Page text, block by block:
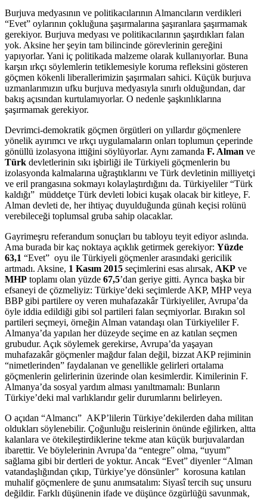
Burjuva medyasının ve politikacılarının Almancıların verdikleri
“Evet” oylarının çokluğuna şaşırmalarına şaşıranlara şaşırmamak
gerekiyor. Burjuva medyası ve politikacılarının şaşırdıkları falan
yok. Aksine her şeyin tam bilincinde görevlerinin gereğini
yapıyorlar. Yani iç politikada malzeme olarak kullanıyorlar. Buna
karşın ırkçı söylemlerin tetiklemesiyle koruma refleksini gösteren
göçmen kökenli liberallerimizin şaşırmaları sahici. Küçük burjuva
uzmanlarımızın ufku burjuva medyasıyla sınırlı olduğundan, dar
bakış açısından kurtulamıyorlar. O nedenle şaşkınlıklarına
şaşırmamak gerekiyor.
Devrimci-demokratik göçmen örgütleri on yıllardır göçmenlere
yönelik ayırımcı ve ırkçı uygulamaların onları toplumun çeperinde
gönüllü izolasyona ittiğini söylüyorlar. Aynı zamanda F. Alman ve
Türk devletlerinin sıkı işbirliği ile Türkiyeli göçmenlerin bu
izolasyonda kalmalarına uğraştıklarını ve Türk devletinin milliyetçi
ve eril prangasına sokmayı kolaylaştırdığını da. Türkiyeliler “Türk
kaldığı” müddetçe Türk devleti lobici kuşak olacak bir kitleye, F.
Alman devleti de, her ihtiyaç duyulduğunda günah keçisi rolünü
verebileceği toplumsal gruba sahip olacaklar.
Gayrimeşru referandum sonuçları bu tabloyu teyit ediyor aslında.
Ama burada bir kaç noktaya açıklık getirmek gerekiyor: Yüzde
63,1 “Evet” oyu ile Türkiyeli göçmenler arasındaki gericilik
artmadı. Aksine, 1 Kasım 2015 seçimlerini esas alırsak, AKP ve
MHP toplamı olan yüzde 67,5’dan geriye gitti. Ayrıca başka bir
efsaneyi de çözmeliyiz: Türkiye’deki seçimlerde AKP, MHP veya
BBP gibi partilere oy veren muhafazakâr Türkiyeliler, Avrupa’da
öyle iddia edildiği gibi sol partileri falan seçmiyorlar. Bırakın sol
partileri seçmeyi, örneğin Alman vatandaşı olan Türkiyeliler F.
Almanya’da yapılan her düzeyde seçime en az katılan seçmen
grubudur. Açık söylemek gerekirse, Avrupa’da yaşayan
muhafazakâr göçmenler mağdur falan değil, bizzat AKP rejiminin
“nimetlerinden” faydalanan ve genellikle gelirleri ortalama
göçmenlerin gelirlerinin üzerinde olan kesimlerdir. Kimilerinin F.
Almanya’da sosyal yardım alması yanıltmamalı: Bunların
Türkiye’deki mal varlıklarıdır gelir durumlarını belirleyen.
O açıdan “Almancı” AKP’lilerin Türkiye’dekilerden daha militan
oldukları söylenebilir. Çoğunluğu reislerinin önünde eğilirken, altta
kalanlara ve ötekileştirdiklerine tekme atan küçük burjuvalardan
ibarettir. Ve böylelerinin Avrupa’da “entegre” olma, “uyum”
sağlama gibi bir dertleri de yoktur. Ancak “Evet” diyenler “Alman
vatandaşlığından çıkıp, Türkiye’ye dönsünler” korosuna katılan
muhalif göçmenlere de şunu anımsatalım: Siyasî tercih suç unsuru
değildir. Farklı düşünenin ifade ve düşünce özgürlüğü savunmak,